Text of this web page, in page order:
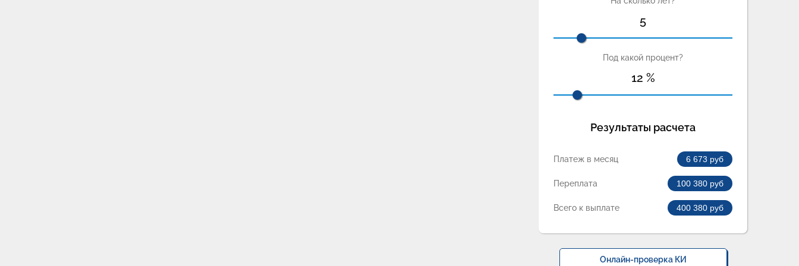
5
Под какой процент?
12 %
Результаты расчета
Платеж в месяц 6 673 руб
Переплата 100 380 руб
Всего к выплате 400 380 руб
Онлайн-проверка КИ